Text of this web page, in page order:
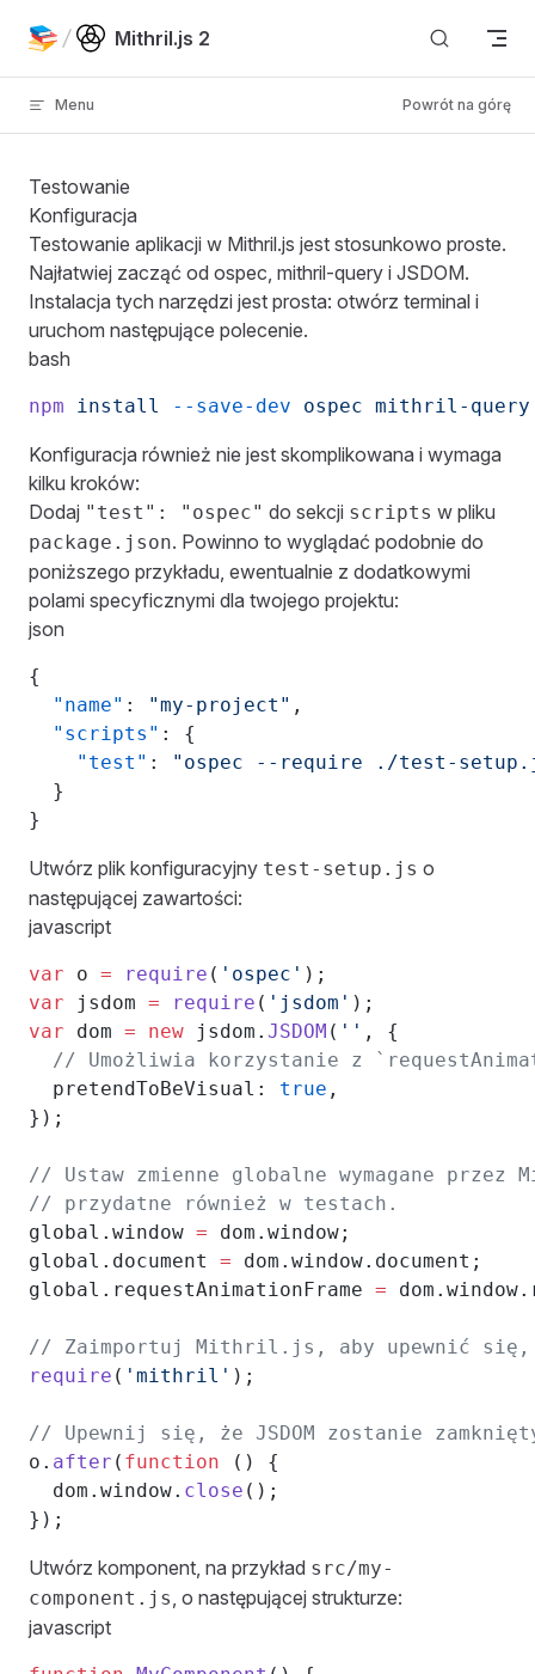
Skip to contentMithril.js 2
Menu Powrót na górę
Testowanie
Konfiguracja
Testowanie aplikacji w Mithril.js jest stosunkowo proste.
Najłatwiej zacząć od ospec, mithril-query i JSDOM.
Instalacja tych narzędzi jest prosta: otwórz terminal i
uruchom następujące polecenie.
bash
npm install --save-dev ospec mithril-query
Konfiguracja również nie jest skomplikowana i wymaga
kilku kroków:
Dodaj "test": "ospec" do sekcji scripts w pliku
package.json. Powinno to wyglądać podobnie do
poniższego przykładu, ewentualnie z dodatkowymi
polami specyficznymi dla twojego projektu:
json
{
  "name"
: "my-project" ,
  "scripts"
: {
    "test"
:
"ospec --require ./test-
  }
}
Utwórz plik konfiguracyjny test-setup.js o
następującej zawartości:
javascript
var o = require ( 'ospec' );
var jsdom = require ( 'jsdom' );
var dom = new jsdom. JSDOM ( '' , {
// Umożliwia korzystanie z
  pretendToBeVisual:
true ,
});
// Ustaw zmienne globalne wymagane
// przydatne również w testach.
global.window = dom.window;
global.document = dom.window.document;
global.requestAnimationFrame =
// Zaimportuj Mithril.js, aby upewnić się,
require ( 'mithril' );
// Upewnij się, że JSDOM zostanie
o. after ( function () {
  dom.window.
close ();
});
Utwórz komponent, na przykład src/my-
component.js, o następującej strukturze:
javascript